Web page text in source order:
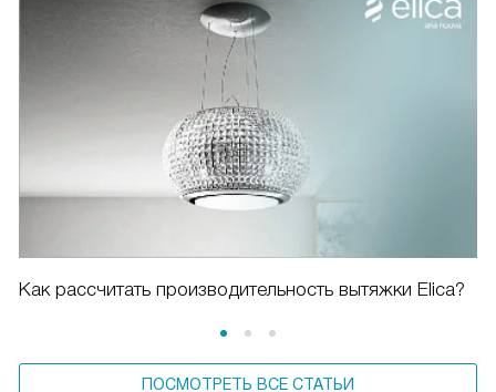
Как рассчитать производительность вытяжки Elica?
ПОСМОТРЕТЬ ВСЕ СТАТЬИ